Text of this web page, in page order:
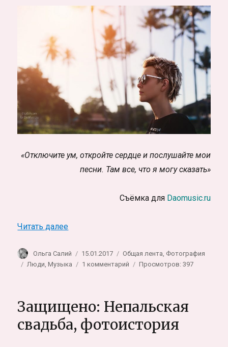
история
сумасшедшего
Аннапурне
«Отключите ум, откройте сердце и послушайте мои
песни. Там все, что я могу сказать»
Съёмка для Daomusic.ru
Читать далее«Музыкант Дао. Съёмка для Daomusic.ru»
Автор
Ольга Салий Опубликовано
15.01.2017 Рубрики
Общая лента, Фотография
Метки
Люди,Музыка 1 комментарий
Съёмка
Daomusic.ru
Просмотров: 397
Защищено: Непальская
свадьба, фотоистория